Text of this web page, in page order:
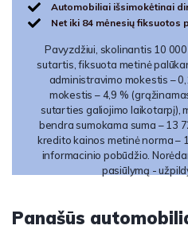
Automobiliai išsimokėtinai
Net iki 84 mėnesių fiksuotos
Pavyzdžiui, skolinantis 10 000
sutartis, fiksuota metinė
administravimo mokestis –
mokestis – 4,9 %
sutarties galiojimo laikotarpį),
bendra sumokama suma – 13
kredito kainos metinė norma –
informacinio pobūdžio.
pasiūlymą -
Panašūs